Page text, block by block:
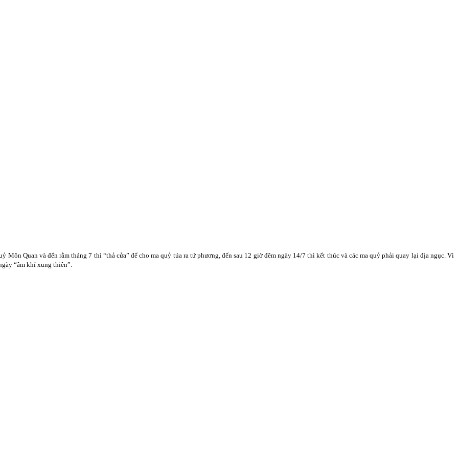
Môn Quan và đến rằm tháng 7 thì “thả cửa” để cho ma quỷ túa ra tứ phương, đến sau 12 giờ đêm ngày 14/7 thì kết thúc và các ma quỷ phải quay lại địa ngục. Vì
“âm khí xung thiên”.